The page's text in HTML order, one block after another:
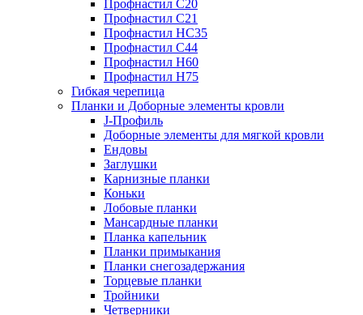
Профнастил С20
Профнастил С21
Профнастил HC35
Профнастил С44
Профнастил Н60
Профнастил H75
Гибкая черепица
Планки и Доборные элементы кровли
J-Профиль
Доборные элементы для мягкой кровли
Ендовы
Заглушки
Карнизные планки
Коньки
Лобовые планки
Мансардные планки
Планка капельник
Планки примыкания
Планки снегозадержания
Торцевые планки
Тройники
Четверники